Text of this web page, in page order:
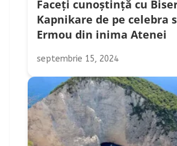
Faceți cunoștință cu
Kapnikare de pe celebra
Ermou din inima Atenei
septembrie 15, 2024